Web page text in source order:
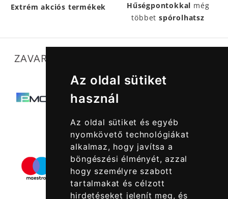
Az oldal sütiket
használ
Az oldal sütiket és egyéb
nyomkövető technológiákat
alkalmaz, hogy javítsa a
böngészési élményét, azzal
hogy személyre szabott
tartalmakat és célzott
hirdetéseket jelenít meg, és
Extrém akciós termékek Hűségpontokkal még
többetspórolhatsz
ZAVARTALAN MŰKÖDÉSÜNKET SEGÍTIK